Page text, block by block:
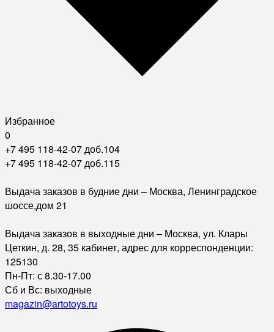
Избранное
0
+7 495 118-42-07 доб.104
+7 495 118-42-07 доб.115
Выдача заказов в будние дни – Москва, Ленинградское
шоссе,дом 21
Выдача заказов в выходные дни – Москва, ул. Клары
Цеткин, д. 28, 35 кабинет, адрес для корреспонденции:
125130
Пн-Пт: с 8.30-17.00
Сб и Вс: выходные
magazin@artotoys.ru